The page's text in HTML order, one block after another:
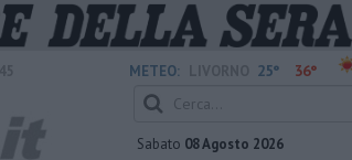
METEO: 25° 36°
Sabato 08 Agosto 2026